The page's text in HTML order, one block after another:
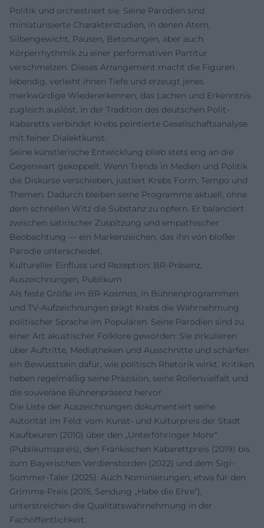
Politik und orchestriert sie. Seine Parodien sind
miniaturisierte Charakterstudien, in denen Atem,
Silbengewicht, Pausen, Betonungen, aber auch
Körperrhythmik zu einer performativen Partitur
verschmelzen. Dieses Arrangement macht die Figuren
lebendig, verleiht ihnen Tiefe und erzeugt jenes
merkwürdige Wiedererkennen, das Lachen und Erkenntnis
zugleich auslöst. In der Tradition des deutschen Polit-
Kabaretts verbindet Krebs pointierte Gesellschaftsanalyse
mit feiner Dialektkunst.
Seine künstlerische Entwicklung blieb stets eng an die
Gegenwart gekoppelt. Wenn Trends in Medien und Politik
die Diskurse verschieben, justiert Krebs Form, Tempo und
Themen. Dadurch bleiben seine Programme aktuell, ohne
dem schnellen Witz die Substanz zu opfern. Er balanciert
zwischen satirischer Zuspitzung und empathischer
Beobachtung — ein Markenzeichen, das ihn von bloßer
Parodie unterscheidet.
Kultureller Einfluss und Rezeption: BR-Präsenz,
Auszeichnungen, Publikum
Als feste Größe im BR-Kosmos, in Bühnenprogrammen
und TV-Aufzeichnungen prägt Krebs die Wahrnehmung
politischer Sprache im Populären. Seine Parodien sind zu
einer Art akustischer Folklore geworden: Sie zirkulieren
über Auftritte, Mediatheken und Ausschnitte und schärfen
ein Bewusstsein dafür, wie politisch Rhetorik wirkt. Kritiken
heben regelmäßig seine Präzision, seine Rollenvielfalt und
die souveräne Bühnenpräsenz hervor.
Die Liste der Auszeichnungen dokumentiert seine
Autorität im Feld: vom Kunst- und Kulturpreis der Stadt
Kaufbeuren (2010) über den „Unterföhringer Mohr“
(Publikumspreis), den Fränkischen Kabarettpreis (2019) bis
zum Bayerischen Verdienstorden (2022) und dem Sigi-
Sommer-Taler (2025). Auch Nominierungen, etwa für den
Grimme-Preis (2015, Sendung „Habe die Ehre“),
unterstreichen die Qualitätswahrnehmung in der
Fachöffentlichkeit.